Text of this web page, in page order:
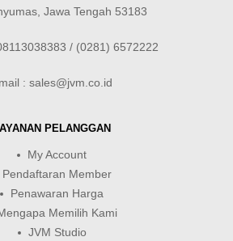
Jawa Tengah 53183
/ (0281) 6572222
: sales@jvm.co.id
PELANGGAN
My Account
Pendaftaran Member
Penawaran Harga
Memilih Kami
JVM Studio